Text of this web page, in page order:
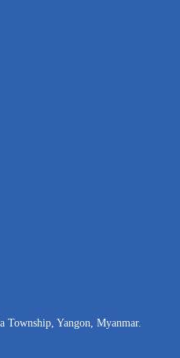
Township, Yangon, Myanmar.